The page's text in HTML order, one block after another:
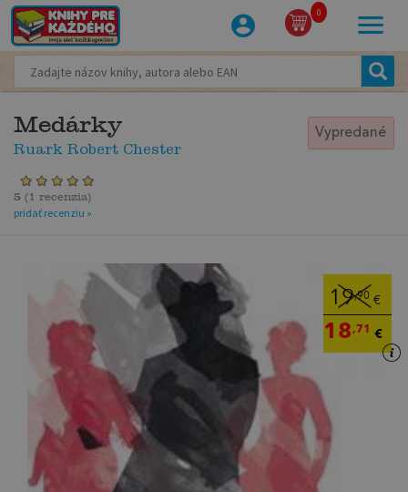
0
Medárky
Ruark Robert Chester
Vypredané
5 ( 1 recenzia)
pridať recenziu »
19,90 €
18,71 €